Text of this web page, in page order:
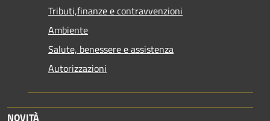
Tributi,finanze e contravvenzioni
Ambiente
Salute, benessere e assistenza
Autorizzazioni
NOVITÀ